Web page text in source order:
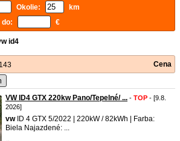
Okolie:
km
€
id4
Cena
VW ID4 GTX 220kw Pano/Tepelné/ ... - TOP - [9.8.
2026]
vwID 4 GTX 5/2022 | 220kW / 82kWh | Farba:
Biela Najazdené: ...